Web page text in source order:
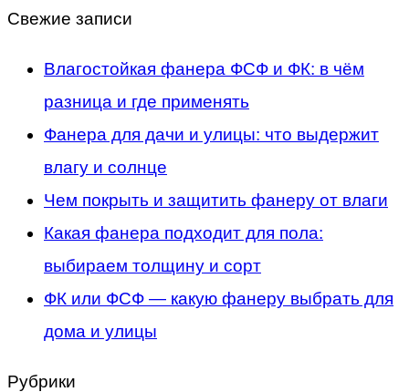
Свежие записи
Влагостойкая фанера ФСФ и ФК: в чём
разница и где применять
Фанера для дачи и улицы: что выдержит
влагу и солнце
Чем покрыть и защитить фанеру от влаги
Какая фанера подходит для пола:
выбираем толщину и сорт
ФК или ФСФ — какую фанеру выбрать для
дома и улицы
Рубрики